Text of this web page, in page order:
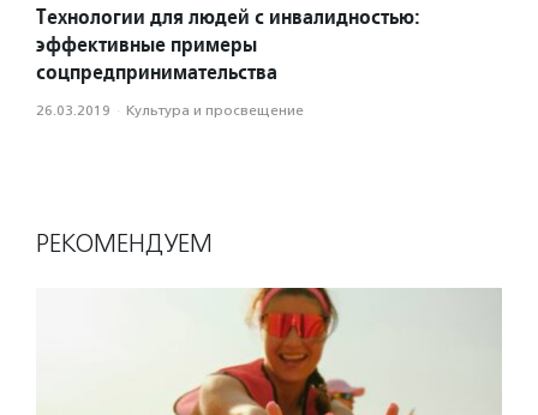
Технологии для людей с инвалидностью:
эффективные примеры
соцпредпринимательства
26.03.2019 · Культура и просвещение
РЕКОМЕНДУЕМ